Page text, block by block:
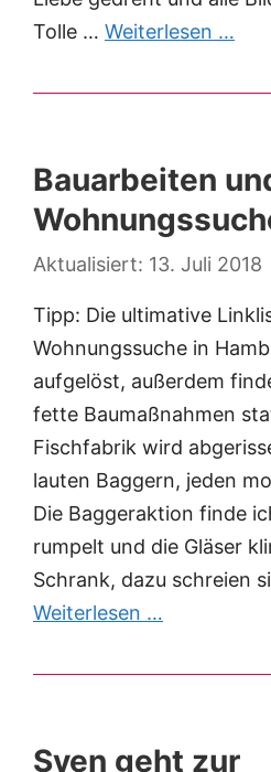
Tolle … Weiterlesen …
Bauarbeiten
13. Juli 2018
Tipp: Die ultimative
Wohnungssuche in
aufgelöst, außerdem
fette Baumaßnahmen
Fischfabrik wird
lauten Baggern, jeden
Die Baggeraktion finde
rumpelt und die Gläser
Schrank, dazu schreien
Weiterlesen …
Sven geht zur